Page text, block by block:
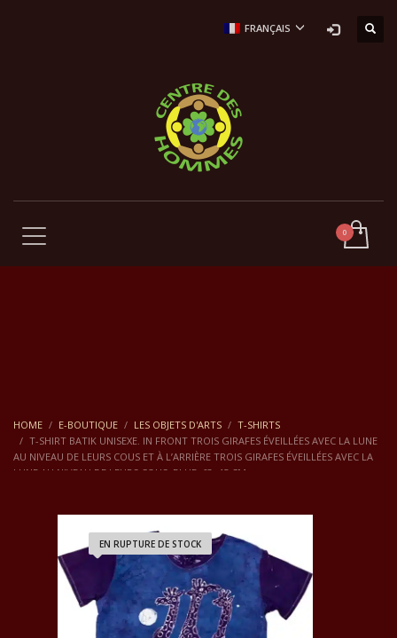
FRANÇAIS
HOME E-BOUTIQUE LES OBJETS D'ARTS
T-SHIRTS
T-SHIRT BATIK UNISEXE. IN FRONT TROIS GIRAFES ÉVEILLÉES AVEC LA LUNE
AU NIVEAU DE LEURS COUS ET À L’ARRIÈRE TROIS GIRAFES ÉVEILLÉES AVEC LA
LUNE AU NIVEAU DE LEURS COUS. BLUE. 63×45 CM
EN RUPTURE DE STOCK